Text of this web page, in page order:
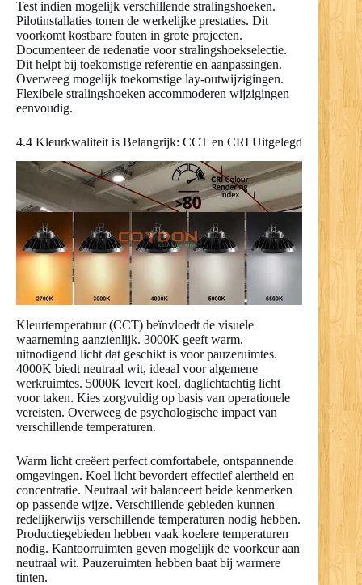
Test indien mogelijk verschillende stralingshoeken.
Pilotinstallaties tonen de werkelijke prestaties. Dit
voorkomt kostbare fouten in grote projecten.
Documenteer de redenatie voor stralingshoekselectie.
Dit helpt bij toekomstige referentie en aanpassingen.
Overweeg mogelijk toekomstige lay-outwijzigingen.
Flexibele stralingshoeken accommoderen wijzigingen
eenvoudig.
4.4 Kleurkwaliteit is Belangrijk: CCT en CRI Uitgelegd
Kleurtemperatuur (CCT) beïnvloedt de visuele
waarneming aanzienlijk. 3000K geeft warm,
uitnodigend licht dat geschikt is voor pauzeruimtes.
4000K biedt neutraal wit, ideaal voor algemene
werkruimtes. 5000K levert koel, daglichtachtig licht
voor taken. Kies zorgvuldig op basis van operationele
vereisten. Overweeg de psychologische impact van
verschillende temperaturen.
Warm licht creëert perfect comfortabele, ontspannende
omgevingen. Koel licht bevordert effectief alertheid en
concentratie. Neutraal wit balanceert beide kenmerken
op passende wijze. Verschillende gebieden kunnen
redelijkerwijs verschillende temperaturen nodig hebben.
Productiegebieden hebben vaak koelere temperaturen
nodig. Kantoorruimten geven mogelijk de voorkeur aan
neutraal wit. Pauzeruimten hebben baat bij warmere
tinten.